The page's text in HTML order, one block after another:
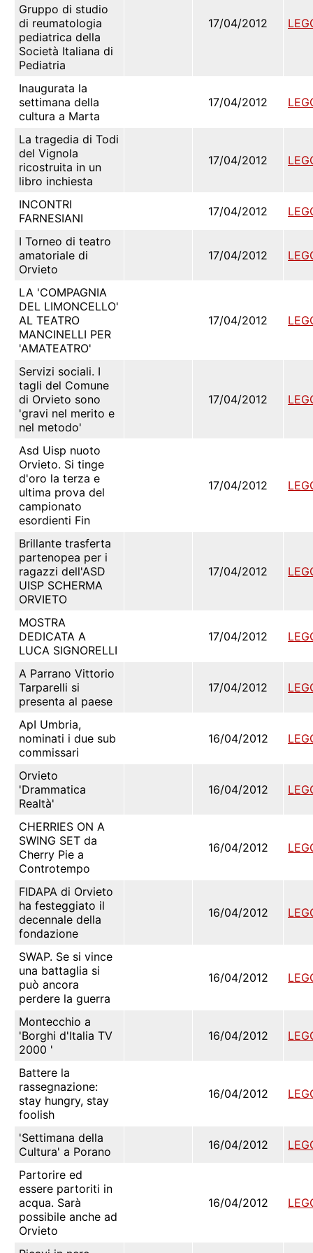
Gruppo di studio
di reumatologia
pediatrica della
Società Italiana di
Pediatria
17/04/2012
Inaugurata la
settimana della
cultura a Marta
17/04/2012
La tragedia di Todi
del Vignola
ricostruita in un
libro inchiesta
17/04/2012
INCONTRI
FARNESIANI
17/04/2012
I Torneo di teatro
amatoriale di
Orvieto
17/04/2012
LA 'COMPAGNIA
DEL LIMONCELLO'
AL TEATRO
MANCINELLI PER
'AMATEATRO'
17/04/2012
Servizi sociali. I
tagli del Comune
di Orvieto sono
'gravi nel merito e
nel metodo'
17/04/2012
Asd Uisp nuoto
Orvieto. Si tinge
d'oro la terza e
ultima prova del
campionato
esordienti Fin
17/04/2012
Brillante trasferta
partenopea per i
ragazzi dell'ASD
UISP SCHERMA
ORVIETO
17/04/2012
MOSTRA
DEDICATA A
LUCA SIGNORELLI
17/04/2012
A Parrano Vittorio
Tarparelli si
presenta al paese
17/04/2012
ApI Umbria,
nominati i due sub
commissari
16/04/2012
Orvieto
'Drammatica
Realtà'
16/04/2012
CHERRIES ON A
SWING SET da
Cherry Pie a
Controtempo
16/04/2012
FIDAPA di Orvieto
ha festeggiato il
decennale della
fondazione
16/04/2012
SWAP. Se si vince
una battaglia si
può ancora
perdere la guerra
16/04/2012
Montecchio a
'Borghi d'Italia TV
2000 '
16/04/2012
Battere la
rassegnazione:
stay hungry, stay
foolish
16/04/2012
'Settimana della
Cultura' a Porano
16/04/2012
Partorire ed
essere partoriti in
acqua. Sarà
possibile anche ad
Orvieto
16/04/2012